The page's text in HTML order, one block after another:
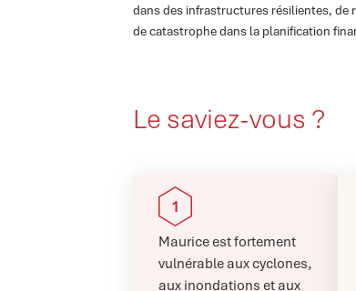
dans des infrastructures résilientes, de
de catastrophe dans la planification
Le saviez-vous ?
Maurice est fortement
vulnérable aux cyclones,
aux inondations et aux